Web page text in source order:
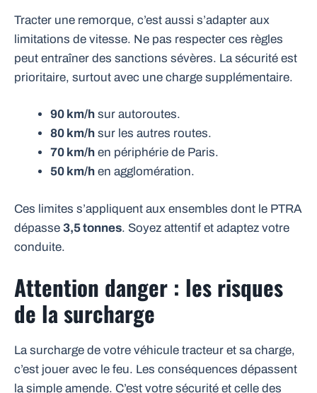
Tracter une remorque, c’est aussi s’adapter aux
limitations de vitesse. Ne pas respecter ces règles
peut entraîner des sanctions sévères. La sécurité est
prioritaire, surtout avec une charge supplémentaire.
90 km/h sur autoroutes.
80 km/h sur les autres routes.
70 km/h en périphérie de Paris.
50 km/h en agglomération.
Ces limites s’appliquent aux ensembles dont le PTRA
dépasse 3,5 tonnes. Soyez attentif et adaptez votre
conduite.
Attention danger : les risques
de la surcharge
La surcharge de votre véhicule tracteur et sa charge,
c’est jouer avec le feu. Les conséquences dépassent
la simple amende. C’est votre sécurité et celle des